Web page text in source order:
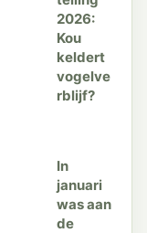
2026:
Kou
keldert
vogelve
rblijf?
In
januari
was aan
de